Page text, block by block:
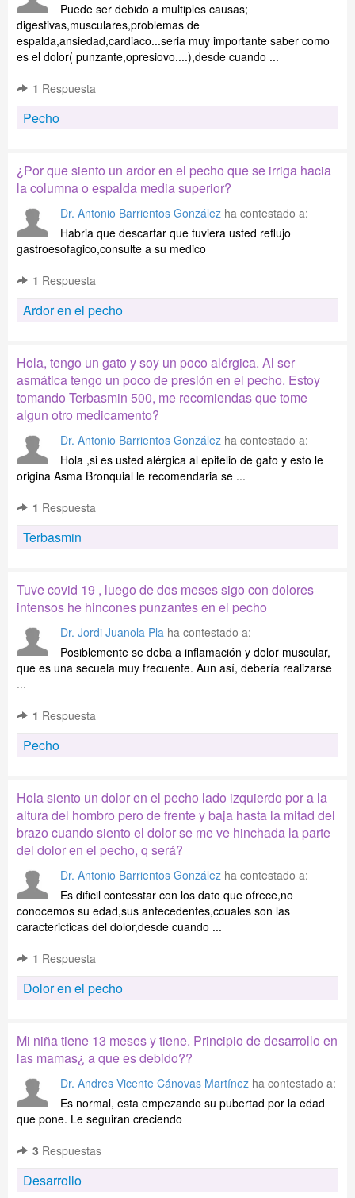
Puede ser debido a multiples causas;
digestivas,musculares,problemas de
espalda,ansiedad,cardiaco...seria muy importante saber como
es el dolor( punzante,opresiovo....),desde cuando ...
1 Respuesta
Pecho
¿Por que siento un ardor en el pecho que se irriga hacia
la columna o espalda media superior?
Dr. Antonio Barrientos González ha contestado a:
Habria que descartar que tuviera usted reflujo
gastroesofagico,consulte a su medico
1 Respuesta
Ardor en el pecho
Hola, tengo un gato y soy un poco alérgica. Al ser
asmática tengo un poco de presión en el pecho. Estoy
tomando Terbasmin 500, me recomiendas que tome
algun otro medicamento?
Dr. Antonio Barrientos González ha contestado a:
Hola ,si es usted alérgica al epitelio de gato y esto le
origina Asma Bronquial le recomendaria se ...
1 Respuesta
Terbasmin
Tuve covid 19 , luego de dos meses sigo con dolores
intensos he hincones punzantes en el pecho
Dr. Jordi Juanola Pla ha contestado a:
Posiblemente se deba a inflamación y dolor muscular,
que es una secuela muy frecuente. Aun así, debería realizarse
...
1 Respuesta
Pecho
Hola siento un dolor en el pecho lado izquierdo por a la
altura del hombro pero de frente y baja hasta la mitad del
brazo cuando siento el dolor se me ve hinchada la parte
del dolor en el pecho, q será?
Dr. Antonio Barrientos González ha contestado a:
Es dificil contesstar con los dato que ofrece,no
conocemos su edad,sus antecedentes,ccuales son las
caractericticas del dolor,desde cuando ...
1 Respuesta
Dolor en el pecho
Mi niña tiene 13 meses y tiene. Principio de desarrollo en
las mamas¿ a que es debido??
Dr. Andres Vicente Cánovas Martínez ha contestado a:
Es normal, esta empezando su pubertad por la edad
que pone. Le seguiran creciendo
3 Respuestas
Desarrollo